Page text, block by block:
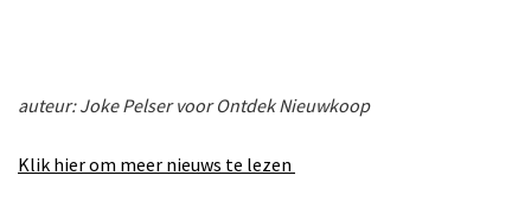
auteur: Joke Pelser voor Ontdek Nieuwkoop
Klik hier om meer nieuws te lezen